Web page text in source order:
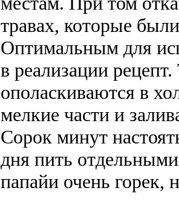
травах, которые
Оптимальным для
в реализации
ополаскиваются в
мелкие части и
Сорок минут
дня пить
папайи очень горек,